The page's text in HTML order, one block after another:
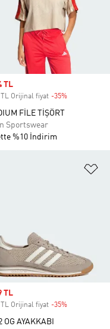
TL
TL Orijinal fiyat -35%
FİLE TİŞÖRT
Sportswear
%10 İndirim
TL
TL Orijinal fiyat -35%
OG AYAKKABI